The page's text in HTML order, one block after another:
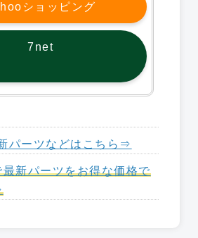
ショッピング
7net
パーツなどはこちら⇒
最新パーツをお得な価格で